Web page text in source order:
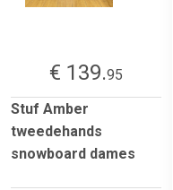
€ 139.95
Stuf Amber
tweedehands
snowboard dames